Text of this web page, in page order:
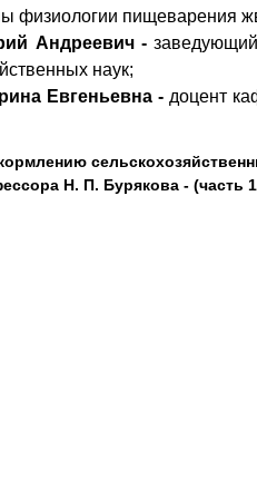
физиологии
Андреевич -
наук;
Евгеньевна - доцент
Н. П. Бурякова - (часть